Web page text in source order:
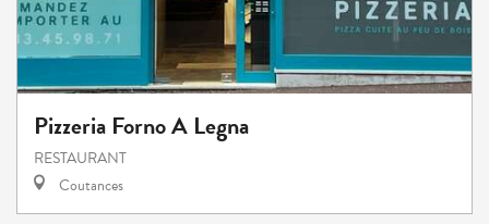
Pizzeria Forno A Legna
RESTAURANT
Coutances